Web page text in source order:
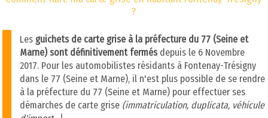
?
Les guichets de carte grise à la préfecture du 77 (Seine et
Marne) sont définitivement fermésdepuis le 6 Novembre
2017. Pour les automobilistes résidants à Fontenay-Trésigny
dans le 77 (Seine et Marne), il n'est plus possible de se rendre
à la préfecture du 77 (Seine et Marne) pour effectuer ses
démarches de carte grise (immatriculation, duplicata, véhicule